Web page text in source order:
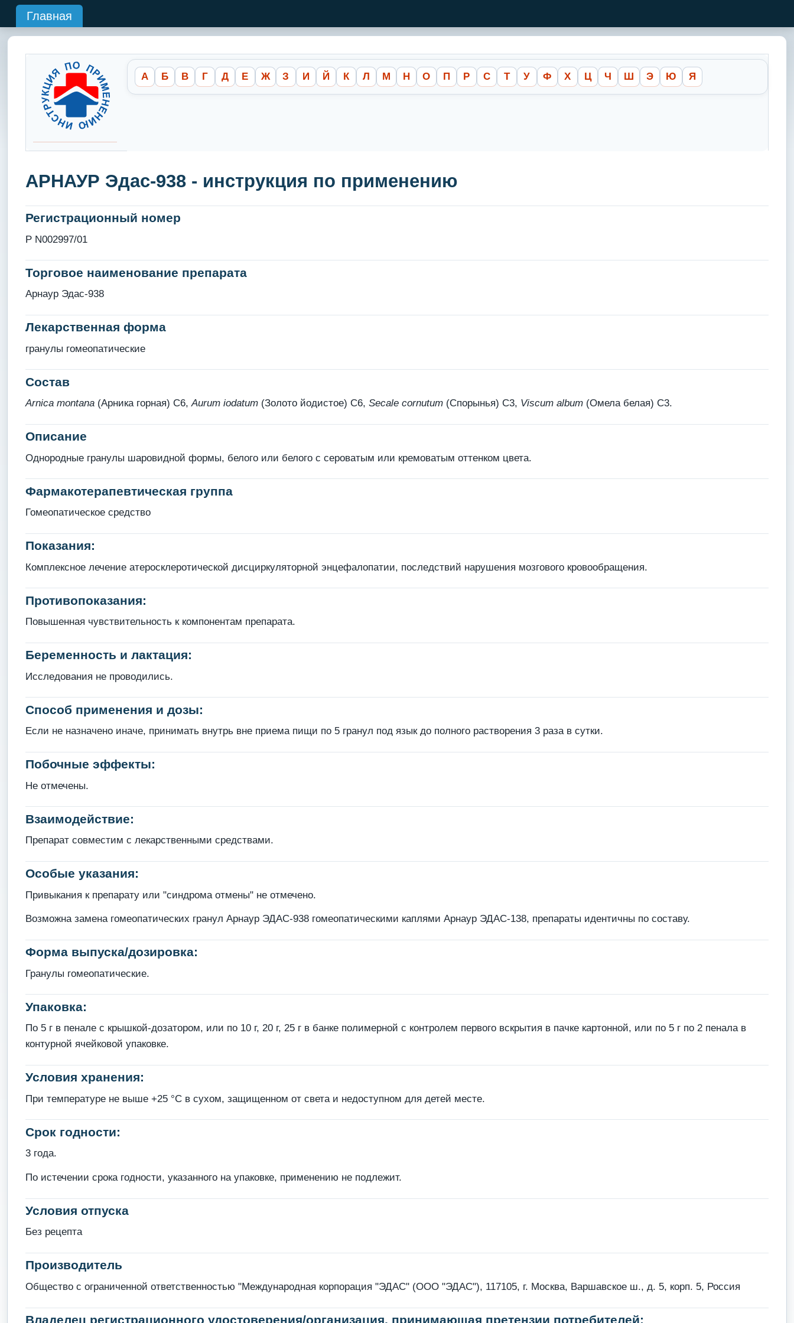
Главная
А Б В Г Д Е Ж З И Й К Л М Н О П Р С Т У Ф Х Ц Ч Ш Э Ю Я
АРНАУР Эдас-938 - инструкция по применению
Регистрационный номер
Р N002997/01
Торговое наименование препарата
Арнаур Эдас-938
Лекарственная форма
гранулы гомеопатические
Состав
Arnica montana(Арника горная) С6,Aurum iodatum(Золото йодистое) С6, Secale cornutum (Спорынья) С3, Viscum album(Омела белая) С3.
Описание
Однородные гранулы шаровидной формы, белого или белого с сероватым или кремоватым оттенком цвета.
Фармакотерапевтическая группа
Гомеопатическое средство
Показания:
Комплексное лечение атеросклеротической дисциркуляторной энцефалопатии, последствий нарушения мозгового кровообращения.
Противопоказания:
Повышенная чувствительность к компонентам препарата.
Беременность и лактация:
Исследования не проводились.
Способ применения и дозы:
Если не назначено иначе, принимать внутрь вне приема пищи по 5 гранул под язык до полного растворения 3 раза в сутки.
Побочные эффекты:
Не отмечены.
Взаимодействие:
Препарат совместим с лекарственными средствами.
Особые указания:
Привыкания к препарату или "синдрома отмены" не отмечено.
Возможна замена гомеопатических гранул Арнаур ЭДАС-938 гомеопатическими каплями Арнаур ЭДАС-138, препараты идентичны по составу.
Форма выпуска/дозировка:
Гранулы гомеопатические.
Упаковка:
По 5 г в пенале с крышкой-дозатором, или по 10 г, 20 г, 25 г в банке полимерной с контролем первого вскрытия в пачке картонной, или по 5 г по 2 пенала в
контурной ячейковой упаковке.
Условия хранения:
При температуре не выше +25 °С в сухом, защищенном от света и недоступном для детей месте.
Срок годности:
3 года.
По истечении срока годности, указанного на упаковке, применению не подлежит.
Условия отпуска
Без рецепта
Производитель
Общество с ограниченной ответственностью "Международная корпорация "ЭДАС" (ООО "ЭДАС"), 117105, г. Москва, Варшавское ш., д. 5, корп. 5, Россия
Владелец регистрационного удостоверения/организация, принимающая претензии потребителей: